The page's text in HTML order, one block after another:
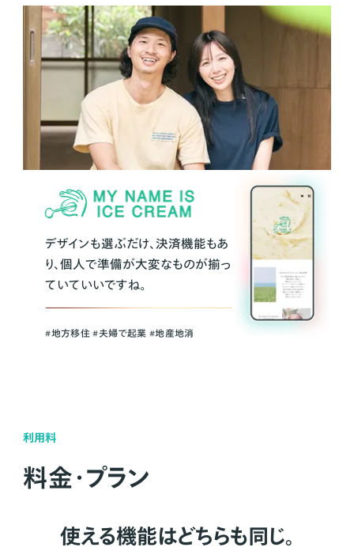
デザインも選ぶだけ、決済機能もあ
り、個人で準備が大変なものが揃っ
ていていいですね。
#地方移住 #夫婦で起業 #地産地消
利用料
料金・プラン
使える機能はどちらも同じ。